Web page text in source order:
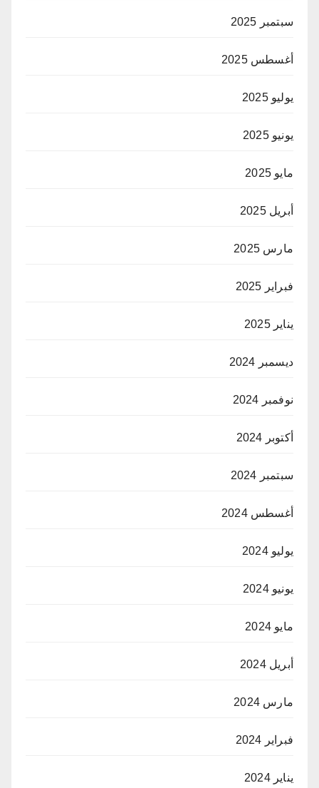
سبتمبر 2025
أغسطس 2025
يوليو 2025
يونيو 2025
مايو 2025
أبريل 2025
مارس 2025
فبراير 2025
يناير 2025
ديسمبر 2024
نوفمبر 2024
أكتوبر 2024
سبتمبر 2024
أغسطس 2024
يوليو 2024
يونيو 2024
مايو 2024
أبريل 2024
مارس 2024
فبراير 2024
يناير 2024